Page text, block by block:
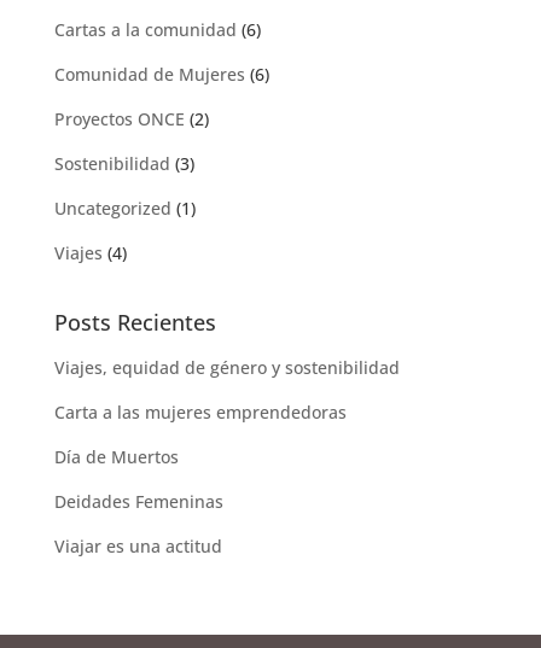
Cartas a la comunidad (6)
Comunidad de Mujeres (6)
Proyectos ONCE (2)
Sostenibilidad (3)
Uncategorized (1)
Viajes (4)
Posts Recientes
Viajes, equidad de género y sostenibilidad
Carta a las mujeres emprendedoras
Día de Muertos
Deidades Femeninas
Viajar es una actitud